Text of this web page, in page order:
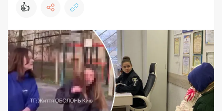
👍